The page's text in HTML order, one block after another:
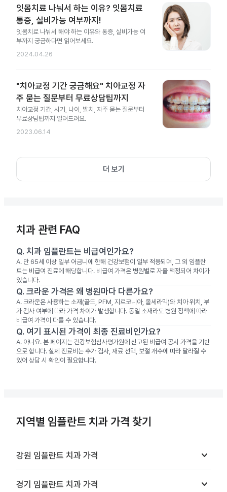
잇몸치료 나눠서 하는 이유? 잇몸치료
통증, 실비가능 여부까지!
잇몸치료 나눠서 해야 하는 이유와 통증, 실비가능 여
부까지 궁금하다면 읽어보세요.
2024.04.26
"치아교정 기간 궁금해요" 치아교정 자
주 묻는 질문부터 무료상담팁까지
치아교정 기간, 시기, 나이, 발치, 자주 묻는 질문부터
무료상담팁까지 알려드려요.
2023.06.14
더 보기
치과 관련 FAQ
Q. 치과 임플란트는 비급여인가요?
A. 만 65세 이상 일부 어금니에 한해 건강보험이 일부 적용되며, 그 외 임플란
트는 비급여 진료에 해당합니다. 비급여 가격은 병원별로 자율 책정되어 차이가
있습니다.
Q. 크라운 가격은 왜 병원마다 다른가요?
A. 크라운은 사용하는 소재(골드, PFM, 지르코니아, 올세라믹)와 치아 위치, 부
가 검사 여부에 따라 가격 차이가 발생합니다. 동일 소재라도 병원 정책에 따라
비급여 가격이 다를 수 있습니다.
Q. 여기 표시된 가격이 최종 진료비인가요?
A. 아니요. 본 페이지는 건강보험심사평가원에 신고된 비급여 공시 가격을 기반
으로 합니다. 실제 진료비는 추가 검사, 재료 선택, 보철 개수에 따라 달라질 수
있어 상담 시 확인이 필요합니다.
지역별 임플란트 치과 가격 찾기
강원 임플란트 치과 가격 keyboard_arrow_down
경기 임플란트 치과 가격 keyboard_arrow_down